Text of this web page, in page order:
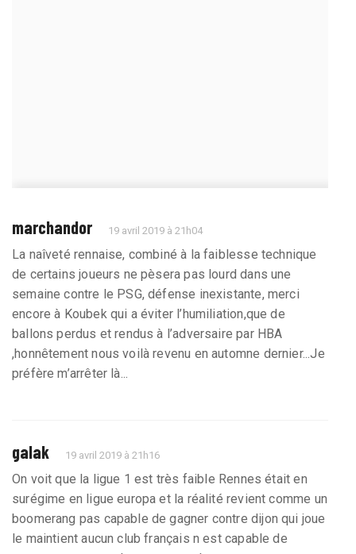
marchandor 19 avril 2019 à 21h04
La naîveté rennaise, combiné à la faiblesse technique
de certains joueurs ne pèsera pas lourd dans une
semaine contre le PSG, défense inexistante, merci
encore à Koubek qui a éviter l’humiliation,que de
ballons perdus et rendus à l’adversaire par HBA
,honnêtement nous voilà revenu en automne dernier...Je
préfère m’arrêter là...
galak 19 avril 2019 à 21h16
On voit que la ligue 1 est très faible Rennes était en
surégime en ligue europa et la réalité revient comme un
boomerang pas capable de gagner contre dijon qui joue
le maintient aucun club français n est capable de